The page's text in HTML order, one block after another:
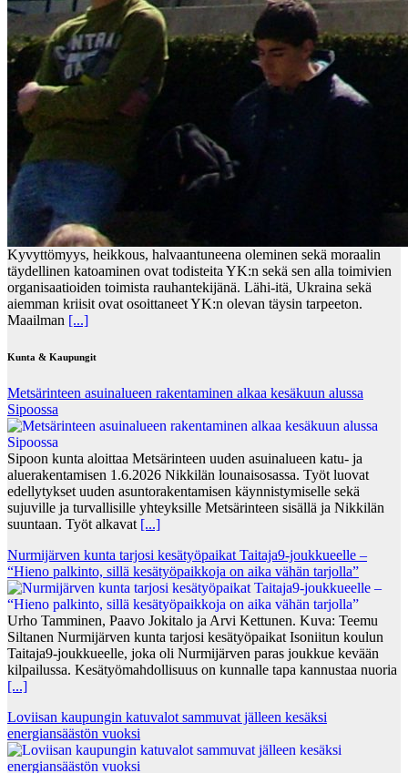
Kyvyttömyys, heikkous, halvaantuneena oleminen sekä moraalin
täydellinen katoaminen ovat todisteita YK:n sekä sen alla toimivien
organisaatioiden toimista rauhantekijänä. Lähi-itä, Ukraina sekä
aiemman kriisit ovat osoittaneet YK:n olevan täysin tarpeeton.
Maailman [...]
Kunta & Kaupungit
Metsärinteen asuinalueen rakentaminen alkaa kesäkuun alussa
Sipoossa
Sipoon kunta aloittaa Metsärinteen uuden asuinalueen katu- ja
aluerakentamisen 1.6.2026 Nikkilän lounaisosassa. Työt luovat
edellytykset uuden asuntorakentamisen käynnistymiselle sekä
sujuville ja turvallisille yhteyksille Metsärinteen sisällä ja Nikkilän
suuntaan. Työt alkavat [...]
Nurmijärven kunta tarjosi kesätyöpaikat Taitaja9-joukkueelle –
“Hieno palkinto, sillä kesätyöpaikkoja on aika vähän tarjolla”
Urho Tamminen, Paavo Jokitalo ja Arvi Kettunen. Kuva: Teemu
Siltanen Nurmijärven kunta tarjosi kesätyöpaikat Isoniitun koulun
Taitaja9-joukkueelle, joka oli Nurmijärven paras joukkue kevään
kilpailussa. Kesätyömahdollisuus on kunnalle tapa kannustaa nuoria
[...]
Loviisan kaupungin katuvalot sammuvat jälleen kesäksi
energiansäästön vuoksi